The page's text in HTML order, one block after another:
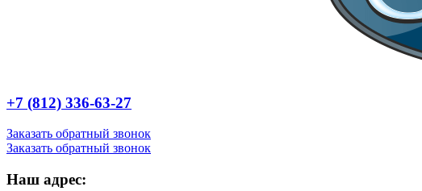
+7 (812) 336-63-27
Заказать обратный звонок
Заказать обратный звонок
Наш адрес: